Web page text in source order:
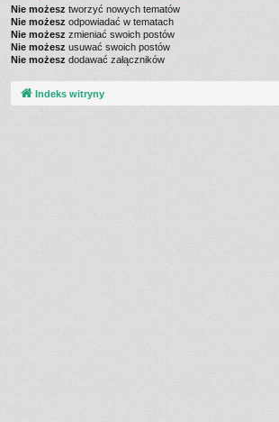
Nie możesz tworzyć nowych tematów
Nie możesz odpowiadać w tematach
Nie możesz zmieniać swoich postów
Nie możesz usuwać swoich postów
Nie możesz dodawać załączników
Indeks witryny